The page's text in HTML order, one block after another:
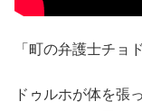
「町の弁護士チョ
ドゥルホが体を張